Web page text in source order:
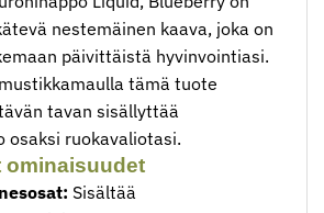
nestemäinen kaava, joka on
päivittäistä hyvinvointiasi.
tämä tuote
tavan sisällyttää
osaksi ruokavaliotasi.
ominaisuudet
Sisältää